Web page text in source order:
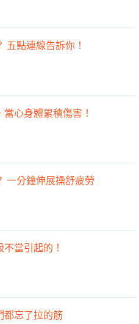
五點連線告訴你！
心身體累積傷害！
一分鐘伸展操舒疲勞
當引起的！
都忘了拉的筋